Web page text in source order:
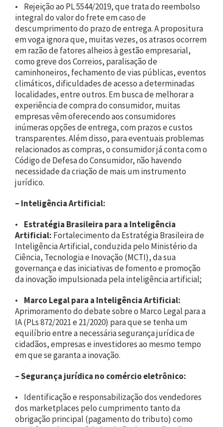
• Rejeição ao PL 5544/2019, que trata do reembolso
integral do valor do frete em caso de
descumprimento do prazo de entrega. A propositura
em voga ignora que, muitas vezes, os atrasos ocorrem
em razão de fatores alheios à gestão empresarial,
como greve dos Correios, paralisação de
caminhoneiros, fechamento de vias públicas, eventos
climáticos, dificuldades de acesso a determinadas
localidades, entre outros. Em busca de melhorar a
experiência de compra do consumidor, muitas
empresas vêm oferecendo aos consumidores
inúmeras opções de entrega, com prazos e custos
transparentes. Além disso, para eventuais problemas
relacionados as compras, o consumidor já conta com o
Código de Defesa do Consumidor, não havendo
necessidade da criação de mais um instrumento
jurídico.
– Inteligência Artificial:
• Estratégia Brasileira para a Inteligência
Artificial: Fortalecimento da Estratégia Brasileira de
Inteligência Artificial, conduzida pelo Ministério da
Ciência, Tecnologia e Inovação (MCTI), da sua
governança e das iniciativas de fomento e promoção
da inovação impulsionada pela inteligência artificial;
• Marco Legal para a Inteligência Artificial:
Aprimoramento do debate sobre o Marco Legal para a
IA (PLs 872/2021 e 21/2020) para que se tenha um
equilíbrio entre a necessária segurança jurídica de
cidadãos, empresas e investidores ao mesmo tempo
em que se garanta a inovação.
– Segurança jurídica no comércio eletrônico:
• Identificação e responsabilização dos vendedores
dos marketplaces pelo cumprimento tanto da
obrigação principal (pagamento do tributo) como